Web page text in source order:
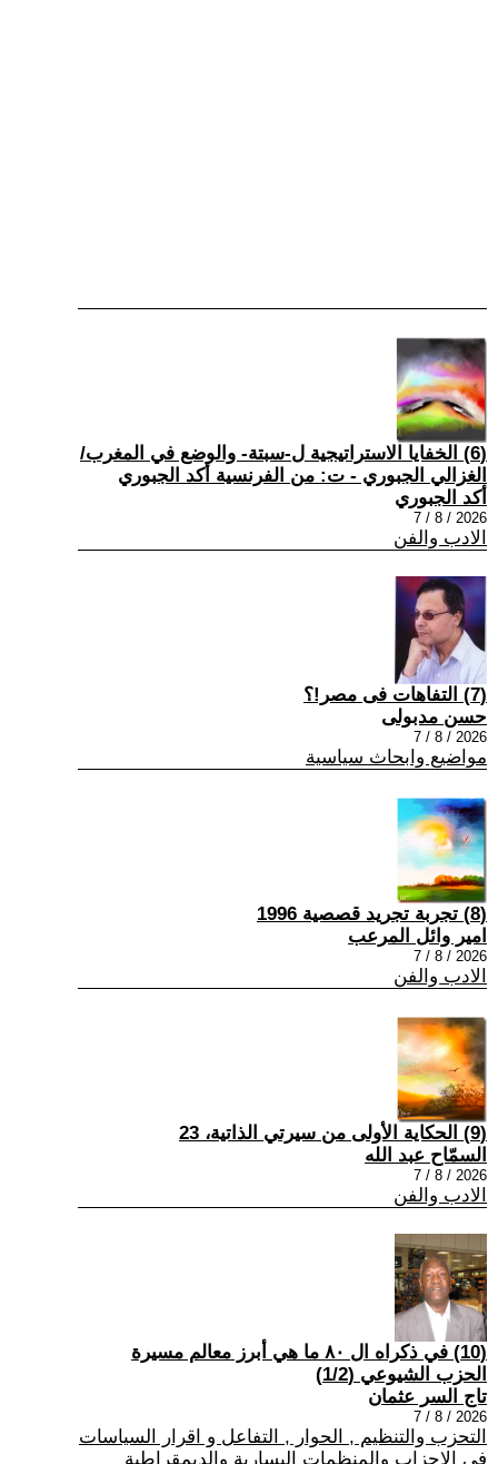
(6) الخفايا الاستراتيجية ل-سبتة- والوضع في المغرب/
الغزالي الجبوري - ت: من الفرنسية أكد الجبوري
أكد الجبوري
2026 / 8 / 7
الادب والفن
(7) التفاهات فى مصر!؟
حسن مدبولى
2026 / 8 / 7
مواضيع وابحاث سياسية
(8) تجربة تجريد قصصية 1996
امير وائل المرعب
2026 / 8 / 7
الادب والفن
(9) الحكاية الأولى من سيرتي الذاتية، 23
السمّاح عبد الله
2026 / 8 / 7
الادب والفن
(10) في ذكراه ال ٨٠ ما هي أبرز معالم مسيرة
الحزب الشيوعي (1/2)
تاج السر عثمان
2026 / 8 / 7
التحزب والتنظيم , الحوار , التفاعل و اقرار السياسات
في الاحزاب والمنظمات اليسارية والديمقراطية